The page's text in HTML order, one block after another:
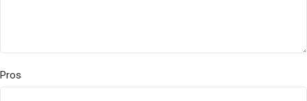
Pros